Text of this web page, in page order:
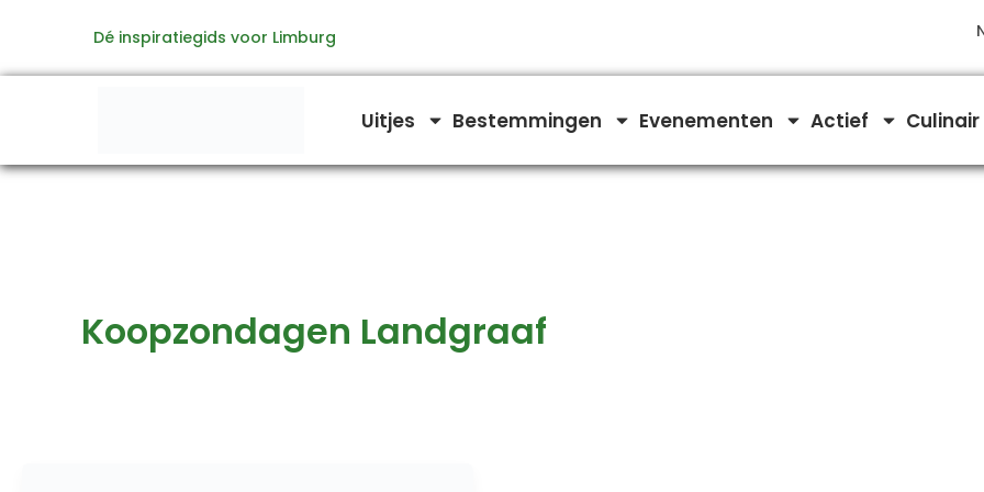
de
Dé inspiratiegids voor Limburg
Uitjes Bestemmingen Evenementen Actief Culinair
Koopzondagen Landgraaf